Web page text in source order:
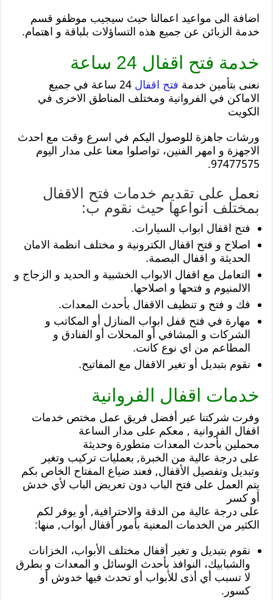
اضافة الى مواعيد اعمالنا حيث سيجيب موظفو قسم
خدمة الزبائن عن جميع هذه التساؤلات بلباقة و اهتمام.
خدمة فتح اقفال 24 ساعة
نعنى بتأمين خدمة فتح اقفال
24 ساعة في جميع
الاماكن في الفروانية ومختلف المناطق الاخرى في
الكويت
ورشات جاهزة للوصول اليكم في اسرع وقت مع احدث
الاجهزة و امهر الفنين، تواصلوا معنا على مدار اليوم
97477575.
نعمل على تقديم خدمات فتح الاقفال
بمختلف انواعها حيث نقوم ب:
فتح اقفال ابواب السيارات.
اصلاح و فتح اقفال الكترونية و مختلف انظمة الامان
الحديثة و اقفال البصمة.
التعامل مع اقفال الابواب الخشبية و الحديد و الزجاج و
الالمنيوم و فتحها و اصلاحها.
فك و فتح و تنظيف الاقفال بأحدث المعدات.
مهارة في فتح قفل ابواب المنازل أو المكاتب و
الشركات و المشافي أو المحلات أو الفنادق و
المطاعم من اي نوع كانت.
نقوم بتبديل أو تغير الاقفال مع المفاتيح.
خدمات اقفال الفروانية
وفرت شركتنا عبر أفضل فريق عمل مختص خدمات
اقفال الفروانية , معكم على مدار الساعة
محملين بأحدث المعدات متطورة وحديثة
على درجة عالية من الخبرة, بعمليات تركيب وتغير
وتبديل وتفصيل الأقفال, فعند ضياع المفتاح الخاص بكم
يتم العمل على فتح الباب دون تعريض الباب لأي خدش
أو كسر
على درجة عالية من الدقة والاحترافية, أو يوفر لكم
الكثير من الخدمات المعنية بأمور أقفال أبواب, منها:
نقوم بتبديل و تغير أقفال مختلف الأبواب، الخزانات
والشبابيك، النوافذ بأحدث الوسائل و المعدات و بطرق
لا تسبب أي أذى للأبواب أو تحدث فيها خدوش أو
كسور.